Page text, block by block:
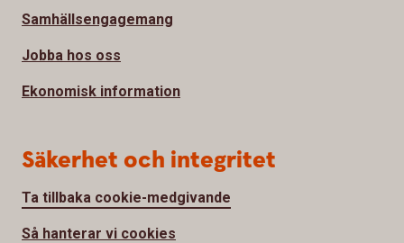
Samhällsengagemang
Jobba hos oss
Ekonomisk information
Säkerhet och integritet
Ta tillbaka cookie-medgivande
Så hanterar vi cookies